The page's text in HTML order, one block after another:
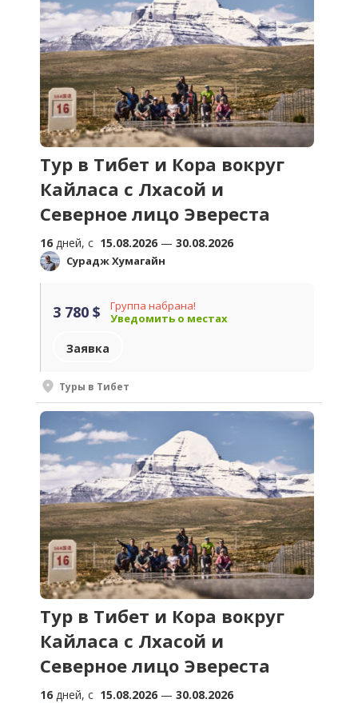
Тур в Тибет и Кора вокруг
Кайласа с Лхасой и
Северное лицо Эвереста
16 дней, c 15.08.2026 — 30.08.2026
Сурадж Хумагайн
3 780 $
Группа набрана!
Уведомить о местах
Заявка
Туры в Тибет
Тур в Тибет и Кора вокруг
Кайласа с Лхасой и
Северное лицо Эвереста
16 дней, c 15.08.2026 — 30.08.2026